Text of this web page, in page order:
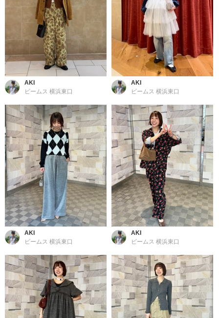
AKI
ビームス 横浜東口
AKI
ビームス 横浜東口
AKI
ビームス 横浜東口
AKI
ビームス 横浜東口